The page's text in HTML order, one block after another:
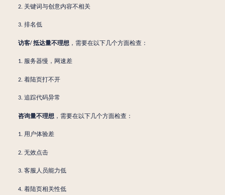
2. 关键词与创意内容不相关
3. 排名低
访客/ 抵达量不理想，需要在以下几个方面检查：
1. 服务器慢，网速差
2. 着陆页打不开
3. 追踪代码异常
咨询量不理想，需要在以下几个方面检查：
1. 用户体验差
2. 无效点击
3. 客服人员能力低
4. 着陆页相关性低